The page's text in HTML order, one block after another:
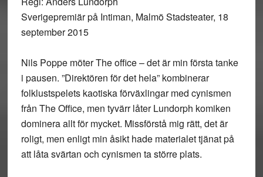
Sverigepremiär på Intiman, Malmö Stadsteater, 18
september 2015
Nils Poppe möter The office – det är min första tanke
i pausen. ”Direktören för det hela” kombinerar
folklustspelets kaotiska förväxlingar med cynismen
från The Office, men tyvärr låter Lundorph komiken
dominera allt för mycket. Missförstå mig rätt, det är
roligt, men enligt min åsikt hade materialet tjänat på
att låta svärtan och cynismen ta större plats.